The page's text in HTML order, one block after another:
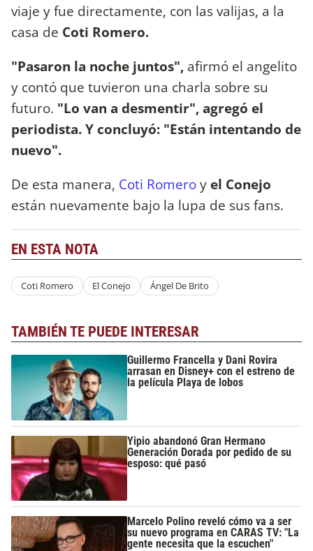
viaje y fue directamente, con las valijas, a la
casa de Coti Romero.
"Pasaron la noche juntos", afirmó el angelito
y contó que tuvieron una charla sobre su
futuro. "Lo van a desmentir", agregó el
periodista. Y concluyó: "Están intentando de
nuevo".
De esta manera, Coti Romeroy el Conejo
están nuevamente bajo la lupa de sus fans.
EN ESTA NOTA
Coti Romero El Conejo Ángel De Brito
TAMBIÉN TE PUEDE INTERESAR
Guillermo Francella y Dani Rovira
arrasan en Disney+ con el estreno de
la película Playa de lobos
Yipio abandonó Gran Hermano
Generación Dorada por pedido de su
esposo: qué pasó
Marcelo Polino reveló cómo va a ser
su nuevo programa en CARAS TV: "La
gente necesita que la escuchen"